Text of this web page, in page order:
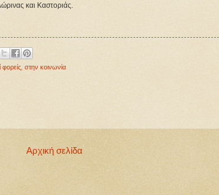
και Καστοριάς.
στην κοινωνία
Αρχική σελίδα